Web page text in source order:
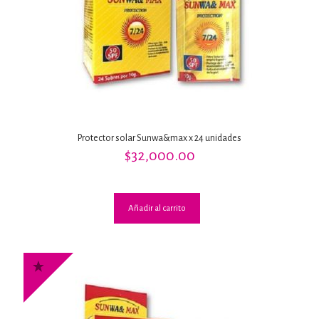
Protector solar Sunwa&max x 24 unidades
$32,000.00
Añadir al carrito